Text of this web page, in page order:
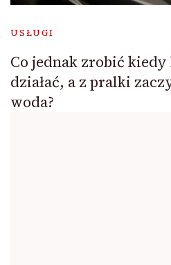
USŁUGI
Co jednak zrobić
działać, a z pralki
woda?